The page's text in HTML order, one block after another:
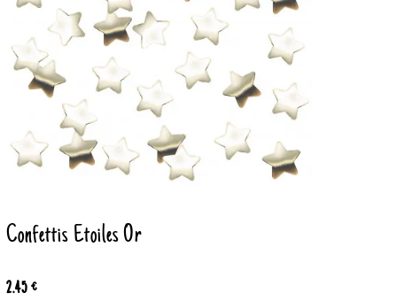
Confettis Etoiles Or
2.45 €